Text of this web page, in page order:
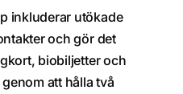
inkluderar utökade
och gör det
biobiljetter och
att hålla två